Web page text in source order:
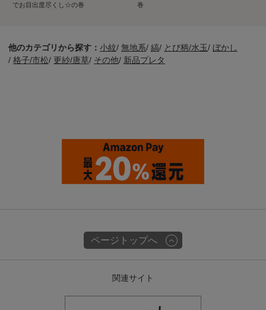
でお目出度尽くし☆の巻
巻
他のカテゴリから探す： 小紋/ 無地系/ 縞/ とび柄/水玉/ ぼかし
/ 格子/市松/ 更紗/唐草/ その他/ 新品プレタ
ページトップへ
関連サイト